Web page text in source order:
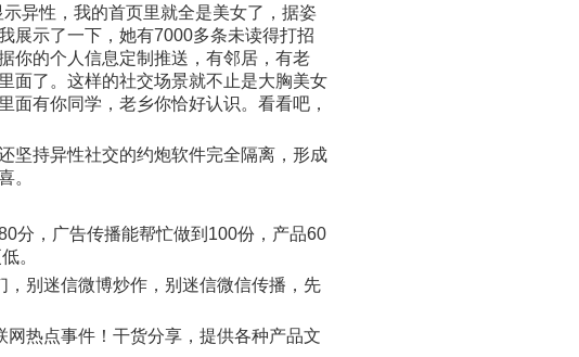
异性，我的首页里就全是美女了，据姿
展示了一下，她有7000多条未读得打招
你的个人信息定制推送，有邻居，有老
面了。这样的社交场景就不止是大胸美女
面有你同学，老乡你恰好认识。看看吧，
持异性社交的约炮软件完全隔离，形成
。
，广告传播能帮忙做到100份，产品60
。
别迷信微博炒作，别迷信微信传播，先
网热点事件！干货分享，提供各种产品文